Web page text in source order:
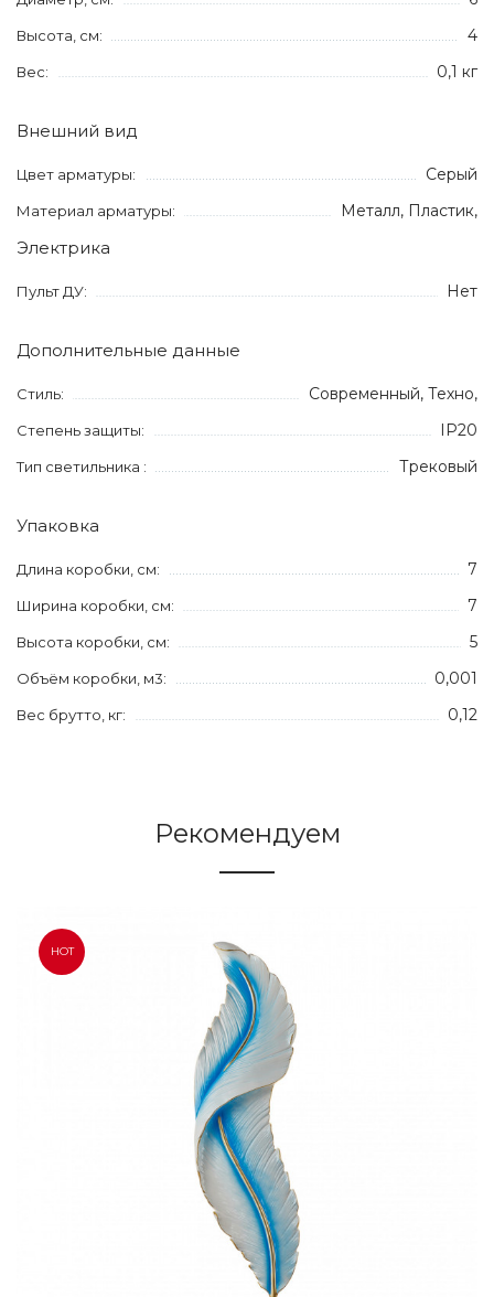
Высота, см: 4
Вес: 0,1 кг
Внешний вид
Цвет арматуры: Серый
Материал арматуры: Металл, Пластик,
Электрика
Пульт ДУ: Нет
Дополнительные данные
Стиль: Современный, Техно,
Степень защиты: IP20
Тип светильника : Трековый
Упаковка
Длина коробки, см: 7
Ширина коробки, см: 7
Высота коробки, см: 5
Объём коробки, м3: 0,001
Вес брутто, кг: 0,12
Рекомендуем
HOT